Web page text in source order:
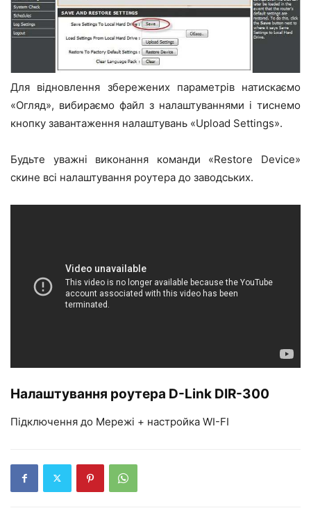
Для відновлення збережених параметрів натискаємо
«Огляд», вибираємо файл з налаштуваннями і тиснемо
кнопку завантаження налаштувань «Upload Settings».
Будьте уважні виконання команди «Restore Device»
скине всі налаштування роутера до заводських.
Налаштування роутера D-Link DIR-300
Підключення до Мережі + настройка WI-FI